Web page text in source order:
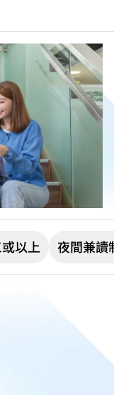
以上 夜間兼讀